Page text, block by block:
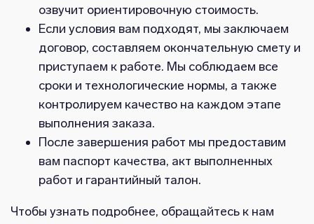
озвучит ориентировочную стоимость.
Если условия вам подходят, мы заключаем
договор, составляем окончательную смету и
приступаем к работе. Мы соблюдаем все
сроки и технологические нормы, а также
контролируем качество на каждом этапе
выполнения заказа.
После завершения работ мы предоставим
вам паспорт качества, акт выполненных
работ и гарантийный талон.
Чтобы узнать подробнее, обращайтесь к нам